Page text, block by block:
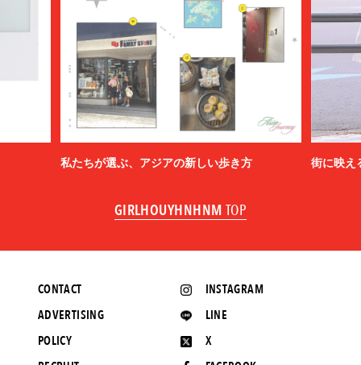
私たちが選ぶ、アジアの新しい歩き方 街に映え
GIRLHOUYHNHNM TOP
INSTAGRAM
LINE
X
CONTACT
ADVERTISING
POLICY